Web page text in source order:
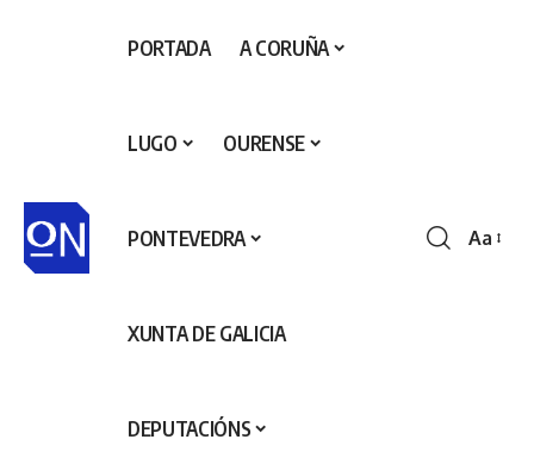
PORTADA A CORUÑA
LUGO OURENSE
PONTEVEDRA
XUNTA DE GALICIA
DEPUTACIÓNS
Aa